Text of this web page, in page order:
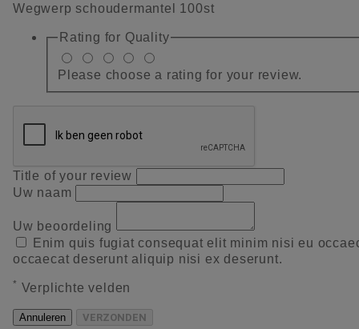
Wegwerp schoudermantel 100st
Rating for Quality
Please choose a rating for your review.
Title of your review
Uw naam
Uw beoordeling
Enim quis fugiat consequat elit minim nisi eu
occaecat deserunt aliquip nisi ex deserunt.
* Verplichte velden
Annuleren VERZONDEN